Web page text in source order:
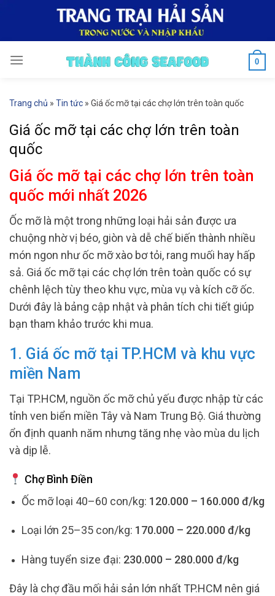
0
Trang chủ » Tin tức » Giá ốc mỡ tại các chợ lớn trên toàn quốc
Giá ốc mỡ tại các chợ lớn trên toàn
quốc
Giá ốc mỡ tại các chợ lớn trên toàn
quốc mới nhất 2026
Ốc mỡ là một trong những loại hải sản được ưa
chuộng nhờ vị béo, giòn và dễ chế biến thành nhiều
món ngon như ốc mỡ xào bơ tỏi, rang muối hay hấp
sả. Giá ốc mỡ tại các chợ lớn trên toàn quốc có sự
chênh lệch tùy theo khu vực, mùa vụ và kích cỡ ốc.
Dưới đây là bảng cập nhật và phân tích chi tiết giúp
bạn tham khảo trước khi mua.
1. Giá ốc mỡ tại TP.HCM và khu vực
miền Nam
Tại TP.HCM, nguồn ốc mỡ chủ yếu được nhập từ các
tỉnh ven biển miền Tây và Nam Trung Bộ. Giá thường
ổn định quanh năm nhưng tăng nhẹ vào mùa du lịch
và dịp lễ.
Chợ Bình Điền
Ốc mỡ loại 40–60 con/kg: 120.000 – 160.000 đ/kg
Loại lớn 25–35 con/kg: 170.000 – 220.000 đ/kg
Hàng tuyển size đại: 230.000 – 280.000 đ/kg
Đây là chợ đầu mối hải sản lớn nhất TP.HCM nên giá